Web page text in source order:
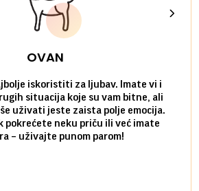
OVAN
iskoristiti za ljubav. Imate vi i
situacija koje su vam bitne, ali
uživati jeste zaista polje emocija.
pokrećete neku priču ili već imate
– uživajte punom parom!